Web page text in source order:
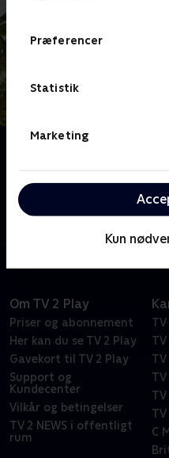
Præferencer
Statistik
Marketing
Kun
kyststrækningen, når
åbner dørene til alt fra
Om TV 2 Play
Priser og abonnement
Her kan du se TV 2 Play
Gavekort til TV 2 Play
Support og
Kundecenter
Vilkår og betingelser
TV 2 NEWS i offentligt
rum
TV
TV
TV
TV
C